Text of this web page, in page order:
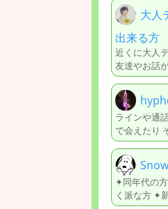
大人
出来る方
近くに大人
友達やお話
ラインや通
で会えたり
✦同年代の
く派な方 ✦